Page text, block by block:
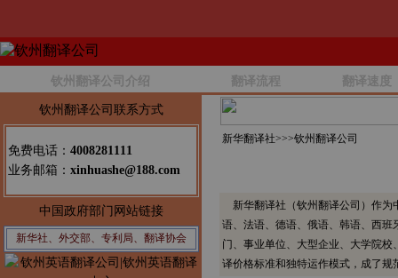
钦州翻译公司介绍 翻译流程 翻译速度
钦州翻译公司联系方式
免费电话： 4008281111
业务邮箱： xinhuashe@188.com
中国政府部门网站链接
新华社、外交部、专利局、翻译协会
新华翻译社>>>钦州翻译公司
新华翻译社（钦州翻译公司）作为
语、法语、德语、俄语、韩语、西
门、事业单位、大型企业、大学院
译价格标准和独特运作模式，成了